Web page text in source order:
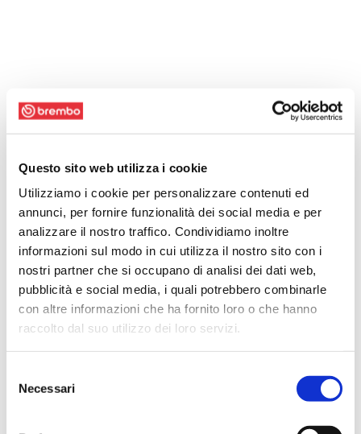
Questo sito web utilizza i cookie
Utilizziamo i cookie per personalizzare contenuti ed
annunci, per fornire funzionalità dei social media e per
analizzare il nostro traffico. Condividiamo inoltre
informazioni sul modo in cui utilizza il nostro sito con i
nostri partner che si occupano di analisi dei dati web,
pubblicità e social media, i quali potrebbero combinarle
con altre informazioni che ha fornito loro o che hanno
raccolto dal suo utilizzo dei loro servizi.
delNecessari